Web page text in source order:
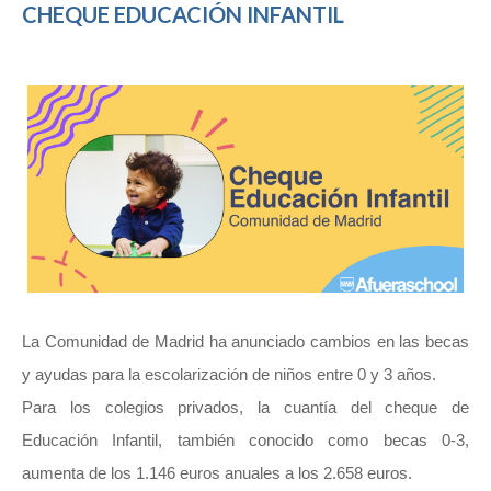
CHEQUE EDUCACIÓN INFANTIL
La Comunidad de Madrid ha anunciado cambios en las becas
y ayudas para la escolarización de niños entre 0 y 3 años.
Para los colegios privados, la cuantía del cheque de
Educación Infantil, también conocido como becas 0-3,
aumenta de los 1.146 euros anuales a los 2.658 euros.